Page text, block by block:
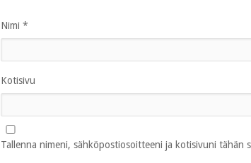
Nimi *
Kotisivu
Tallenna nimeni, sähköpostiosoitteeni ja kotisivuni tähän